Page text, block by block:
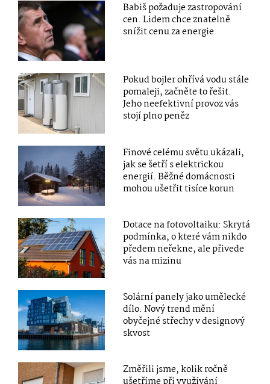
Babiš požaduje zastropování
cen. Lidem chce znatelně
snížit cenu za energie
Pokud bojler ohřívá vodu stále
pomaleji, začněte to řešit.
Jeho neefektivní provoz vás
stojí plno peněz
Finové celému světu ukázali,
jak se šetří s elektrickou
energií. Běžné domácnosti
mohou ušetřit tisíce korun
Dotace na fotovoltaiku: Skrytá
podmínka, o které vám nikdo
předem neřekne, ale přivede
vás na mizinu
Solární panely jako umělecké
dílo. Nový trend mění
obyčejné střechy v designový
skvost
Změřili jsme, kolik ročně